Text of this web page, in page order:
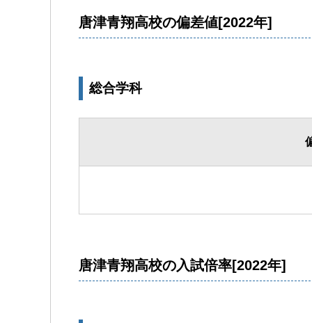
唐津青翔高校の偏差値[2022年]
総合学科
唐津青翔高校の入試倍率[2022年]